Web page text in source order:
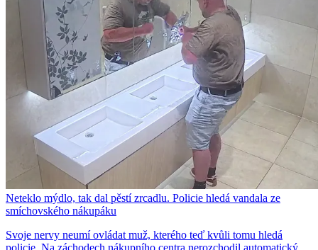
Neteklo mýdlo, tak dal pěstí zrcadlu. Policie hledá vandala ze
smíchovského nákupáku
Svoje nervy neumí ovládat muž, kterého teď kvůli tomu hledá
policie. Na záchodech nákupního centra nerozchodil automatický